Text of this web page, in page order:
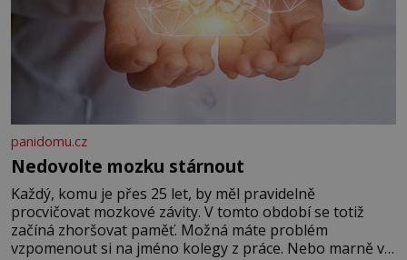
panidomu.cz
Nedovolte mozku stárnout
Každý, komu je přes 25 let, by měl pravidelně
procvičovat mozkové závity. V tomto období se totiž
začíná zhoršovat paměť. Možná máte problém
vzpomenout si na jméno kolegy z práce. Nebo marně v